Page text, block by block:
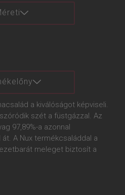
a kiválóságot képviseli.
szét a füstgázzal. Az
97,89%-a azonnal
A Nux termékcsaláddal a
meleget biztosít a